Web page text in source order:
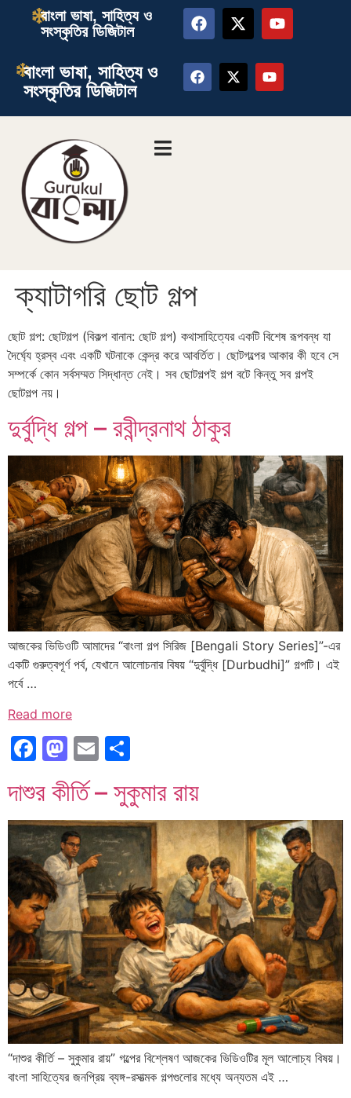
বাংলা ভাষা, সাহিত্য ও
সংস্কৃতির ডিজিটাল
বাংলা ভাষা, সাহিত্য ও
সংস্কৃতির ডিজিটাল
ক্যাটাগরি ছোট গল্প
ছোট গল্প: ছোটগল্প (বিকল্প বানান: ছোট গল্প) কথাসাহিত্যের একটি বিশেষ রূপবন্ধ যা
দৈর্ঘ্যে হ্রস্ব এবং একটি ঘটনাকে কেন্দ্র করে আবর্তিত। ছোটগল্পের আকার কী হবে সে
সম্পর্কে কোন সর্বসম্মত সিদ্ধান্ত নেই। সব ছোটগল্পই গল্প বটে কিন্তু সব গল্পই
ছোটগল্প নয়।
দুর্বুদ্ধি গল্প – রবীন্দ্রনাথ ঠাকুর
আজকের ভিডিওটি আমাদের “বাংলা গল্প সিরিজ [Bengali Story Series]”-এর
একটি গুরুত্বপূর্ণ পর্ব, যেখানে আলোচনার বিষয় “দুর্বুদ্ধি [Durbudhi]” গল্পটি। এই
পর্বে …
Read more
Facebook
Mastodon
Email
দাশুর কীর্তি – সুকুমার রায়
“দাশুর কীর্তি – সুকুমার রায়” গল্পের বিশ্লেষণ আজকের ভিডিওটির মূল আলোচ্য বিষয়।
বাংলা সাহিত্যের জনপ্রিয় ব্যঙ্গ-রসাত্মক গল্পগুলোর মধ্যে অন্যতম এই …